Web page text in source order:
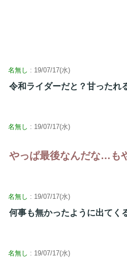
名無し : 19/07/17(水)
令和ライダーだと？甘ったれ
名無し : 19/07/17(水)
やっぱ最後なんだな…も
名無し : 19/07/17(水)
何事も無かったように出てく
名無し : 19/07/17(水)